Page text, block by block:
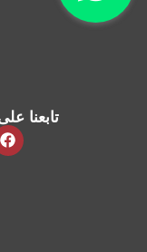
تابعنا